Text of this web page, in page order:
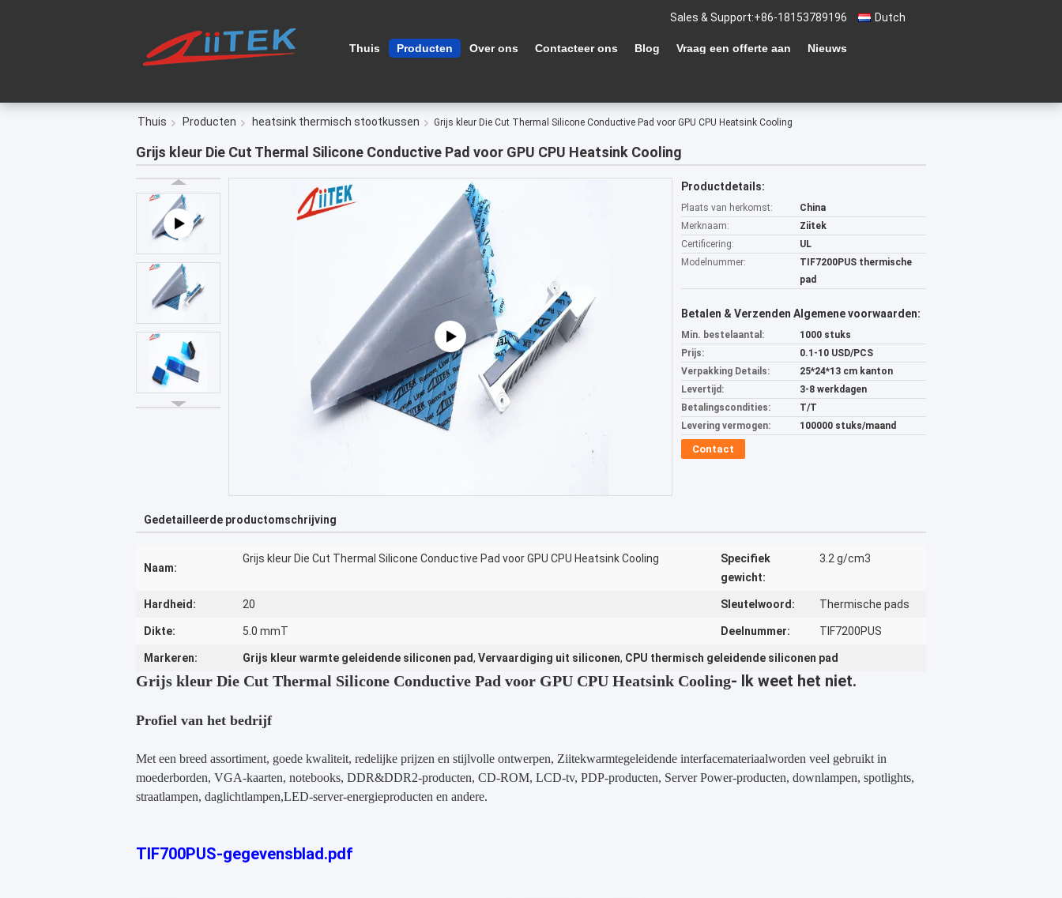
Dutch
Sales & Support:+86-18153789196
Thuis Producten Over ons Contacteer ons Blog Vraag een offerte aan Nieuws
Thuis Producten heatsink thermisch stootkussen Grijs kleur Die Cut Thermal Silicone Conductive Pad voor GPU CPU Heatsink Cooling
Grijs kleur Die Cut Thermal Silicone Conductive Pad voor GPU CPU Heatsink Cooling
Productdetails:
Plaats van herkomst:
China
Merknaam:
Ziitek
Certificering:
UL
Modelnummer:
TIF7200PUS thermische
pad
Betalen & Verzenden Algemene voorwaarden:
Min. bestelaantal:
1000 stuks
Prijs:
0.1-10 USD/PCS
Verpakking Details:
25*24*13 cm kanton
Levertijd:
3-8 werkdagen
Betalingscondities:
T/T
Levering vermogen:
100000 stuks/maand
Contact
Gedetailleerde productomschrijving
Naam:
Grijs kleur Die Cut Thermal Silicone Conductive Pad voor GPU CPU Heatsink Cooling
Specifiek
gewicht:
3.2 g/cm3
Hardheid: 20 Sleutelwoord: Thermische pads
Dikte: 5.0 mmT Deelnummer: TIF7200PUS
Markeren: Grijs kleur warmte geleidende siliconen pad, Vervaardiging uit siliconen, CPU thermisch geleidende siliconen pad
Grijs kleur Die Cut Thermal Silicone Conductive Pad voor GPU CPU Heatsink Cooling- Ik weet het niet.
Profiel van het bedrijf
Met een breed assortiment, goede kwaliteit, redelijke prijzen en stijlvolle ontwerpen, Ziitekwarmtegeleidende interfacemateriaalworden veel gebruikt in
moederborden, VGA-kaarten, notebooks, DDR&DDR2-producten, CD-ROM, LCD-tv, PDP-producten, Server Power-producten, downlampen, spotlights,
straatlampen, daglichtlampen,LED-server-energieproducten en andere.
TIF700PUS-gegevensblad.pdf